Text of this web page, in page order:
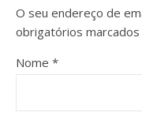
O seu endereço de
obrigatórios marcados
Nome *